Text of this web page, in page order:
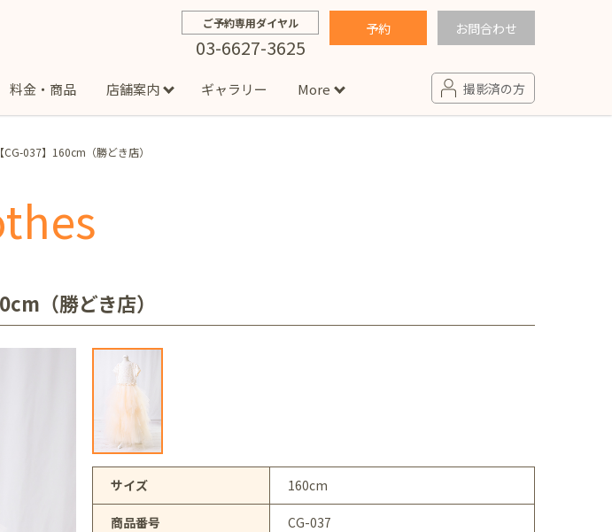
ご予約専用ダイヤル
03-6627-3625
予約 お問合わせ
ニティフォト
ファミリーフォト
人式着物(女の子)
祝い着
料金・商品 店舗案内
イオンモール多摩平の森店
ギャラリー More 撮影済の方
【CG-037】160cm（勝どき店）
（勝どき店）
サイズ 160cm
商品番号 CG-037